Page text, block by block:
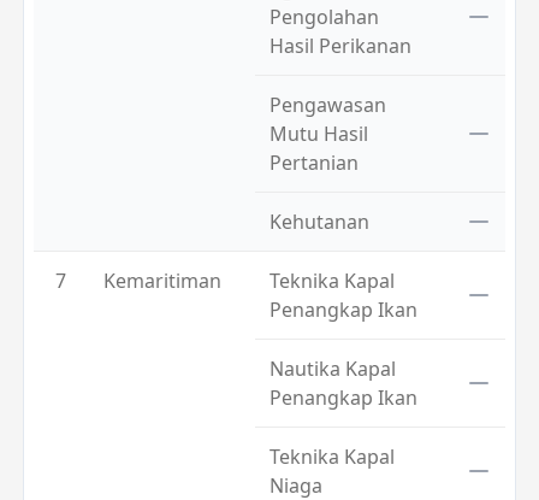
Pengolahan
Hasil Perikanan
Pengawasan
Mutu Hasil
Pertanian
Kehutanan
7 Kemaritiman
Teknika Kapal
Penangkap Ikan
Nautika Kapal
Penangkap Ikan
Teknika Kapal
Niaga